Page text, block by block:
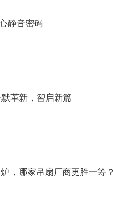
静音密码
革新，智启新篇
，哪家吊扇厂商更胜一筹？